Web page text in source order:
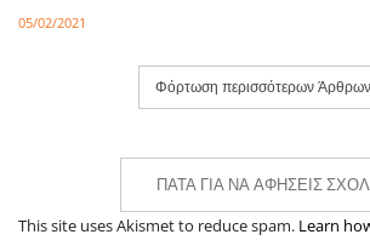
05/02/2021
Φόρτωση περισσότερων Άρθρων
ΠΆΤΑ ΓΙΑ ΝΑ ΑΦΉΣΕΙΣ
This site uses Akismet to reduce spam. Learn